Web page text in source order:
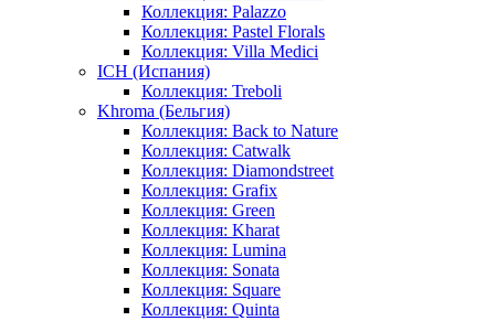
Коллекция: Palazzo
Коллекция: Pastel Florals
Коллекция: Villa Medici
ICH (Испания)
Коллекция: Treboli
Khroma (Бельгия)
Коллекция: Back to Nature
Коллекция: Catwalk
Коллекция: Diamondstreet
Коллекция: Grafix
Коллекция: Green
Коллекция: Kharat
Коллекция: Lumina
Коллекция: Sonata
Коллекция: Square
Коллекция: Quinta